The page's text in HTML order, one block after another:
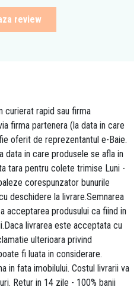
review
curierat rapid sau firma
firma partenera (la data in care
oferit de reprezentantul e-Baie.
data in care produsele se afla in
tara pentru colete trimise Luni -
corespunzator bunurile
deschidere la livrare.Semnarea
acceptarea produsului ca fiind in
livrarea este acceptata cu
ulterioara privind
fi luata in considerare.
in fata imobilului. Costul livrarii va
Retur in 14 zile - 100% banii